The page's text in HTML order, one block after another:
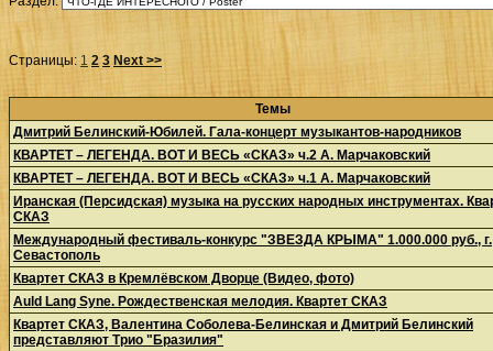
Страницы: 1 2 3 Next >>
Темы
Дмитрий Белинский-Юбилей. Гала-концерт музыкантов-народников
КВАРТЕТ – ЛЕГЕНДА. ВОТ И ВЕСЬ «СКАЗ» ч.2 А. Марчаковский
КВАРТЕТ – ЛЕГЕНДА. ВОТ И ВЕСЬ «СКАЗ» ч.1 А. Марчаковский
Иранская (Персидская) музыка на русских народных инструментах.
СКАЗ
Международный фестиваль-конкурс "ЗВЕЗДА КРЫМА" 1.000.000 руб., г.
Севастополь
Квартет СКАЗ в Кремлёвском Дворце (Видео, фото)
Auld Lang Syne. Рождественская мелодия. Квартет СКАЗ
Квартет СКАЗ, Валентина Соболева-Белинская и Дмитрий Белинский
представляют Трио "Бразилия"